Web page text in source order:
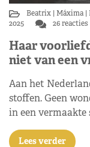
Beatrix Máxima
2025
26 reacties
Haar
niet van een
Aan het
stoffen. Geen
in een vermaakte
Lees verder